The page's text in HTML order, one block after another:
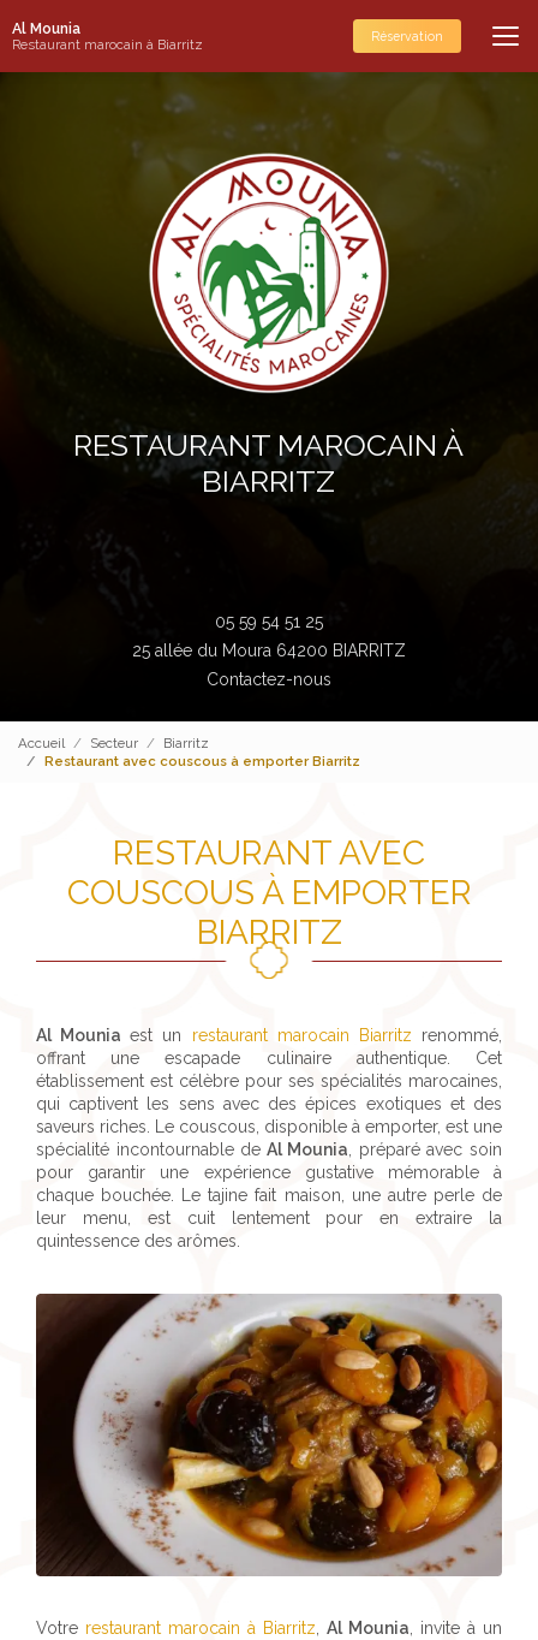
auAl Mounia
Restaurant marocain à Biarritz Réservation
RESTAURANT MAROCAIN À
BIARRITZ
05 59 54 51 25
25 allée du Moura 64200 BIARRITZ
Contactez-nous
Accueil Secteur
Biarritz
Restaurant avec couscous à emporter Biarritz
RESTAURANT AVEC
COUSCOUS À EMPORTER
BIARRITZ
Al Mouniaest un restaurant marocain Biarritz renommé,
offrant une escapade culinaire authentique. Cet
établissement est célèbre pour ses spécialités marocaines,
qui captivent les sens avec des épices exotiques et des
saveurs riches. Le couscous, disponible à emporter, est une
spécialité incontournable de Al Mounia , préparé avec soin
pour garantir une expérience gustative mémorable à
chaque bouchée. Le tajine fait maison, une autre perle de
leur menu, est cuit lentement pour en extraire la
quintessence des arômes.
Votre restaurant marocain à Biarritz Al Mounia , invite à un